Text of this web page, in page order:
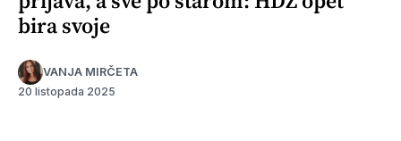
bira svoje
VANJA MIRČETA
20 listopada 2025